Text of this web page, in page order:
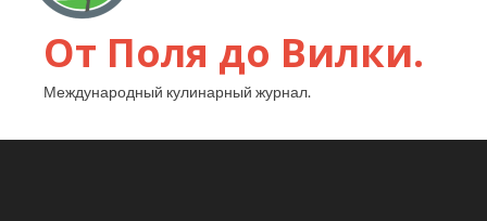
От Поля до Вилки.
Международный кулинарный журнал.